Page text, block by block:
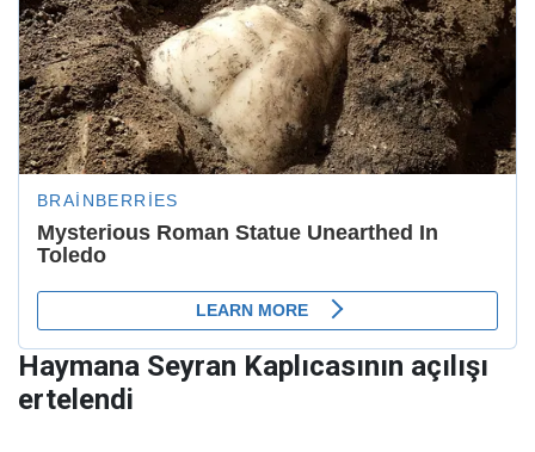
Haymana Seyran Kaplıcasının açılışı
ertelendi